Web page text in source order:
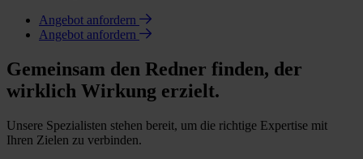
Angebot anfordern
Angebot anfordern
Gemeinsam den Redner finden, der
wirklich Wirkung erzielt.
Unsere Spezialisten stehen bereit, um die richtige Expertise mit
Ihren Zielen zu verbinden.